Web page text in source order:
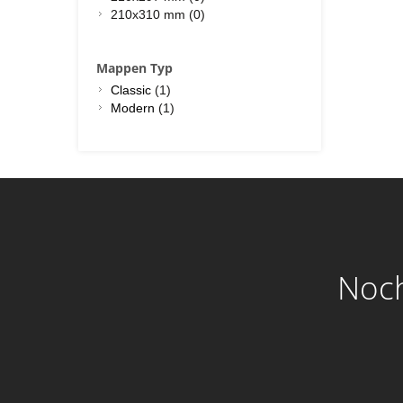
210x310 mm (0)
Mappen Typ
Classic (1)
Modern (1)